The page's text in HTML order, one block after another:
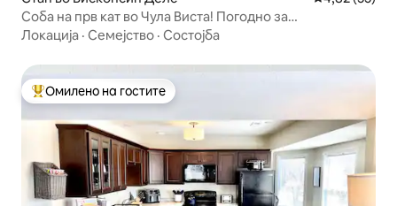
Соба на прв кат во Чула Виста! Погодно за
миленичиња!
Локација · Семејство · Состојба
Меѓу најуспешните „Омилени на гостите“
Омилено на гостите